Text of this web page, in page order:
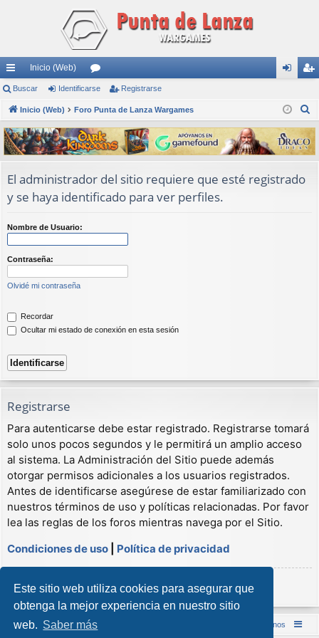
Este sitio web utiliza cookies para asegurar que
obtenga la mejor experiencia en nuestro sitio
web. Saber más
nl
ac
es
rá
pi
do
Inicio (Web)
or
os nti
fic
ar
ist
ra
rs
Buscar Identificarse Registrarse
Inicio (Web) Foro Punta de Lanza Wargames
s
c
El administrador del sitio requiere que esté registrado
y se haya identificado para ver perfiles.
Nombre de Usuario:
Contraseña:
Olvidé mi contraseña
Recordar
Ocultar mi estado de conexión en esta sesión
Registrarse
Para autenticarse debe estar registrado. Registrarse tomará
solo unos pocos segundos y le permitirá un amplio acceso
al sistema. La Administración del Sitio puede además
otorgar permisos adicionales a los usuarios registrados.
Antes de identificarse asegúrese de estar familiarizado con
nuestros términos de uso y políticas relacionadas. Por favor
lea las reglas de los foros mientras navega por el Sitio.
Condiciones de uso
Política de privacidad
Registrarse
Inicio (Web) Foro Punta de Lanza Wargames Contáctenos